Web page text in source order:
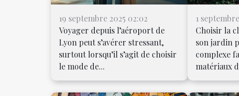
19 septembre 2025 02:02
Voyager depuis l’aéroport de
Lyon peut s’avérer stressant,
surtout lorsqu’il s’agit de choisir
le mode de...
1
Choisir la
son jardin
complexe
matériaux